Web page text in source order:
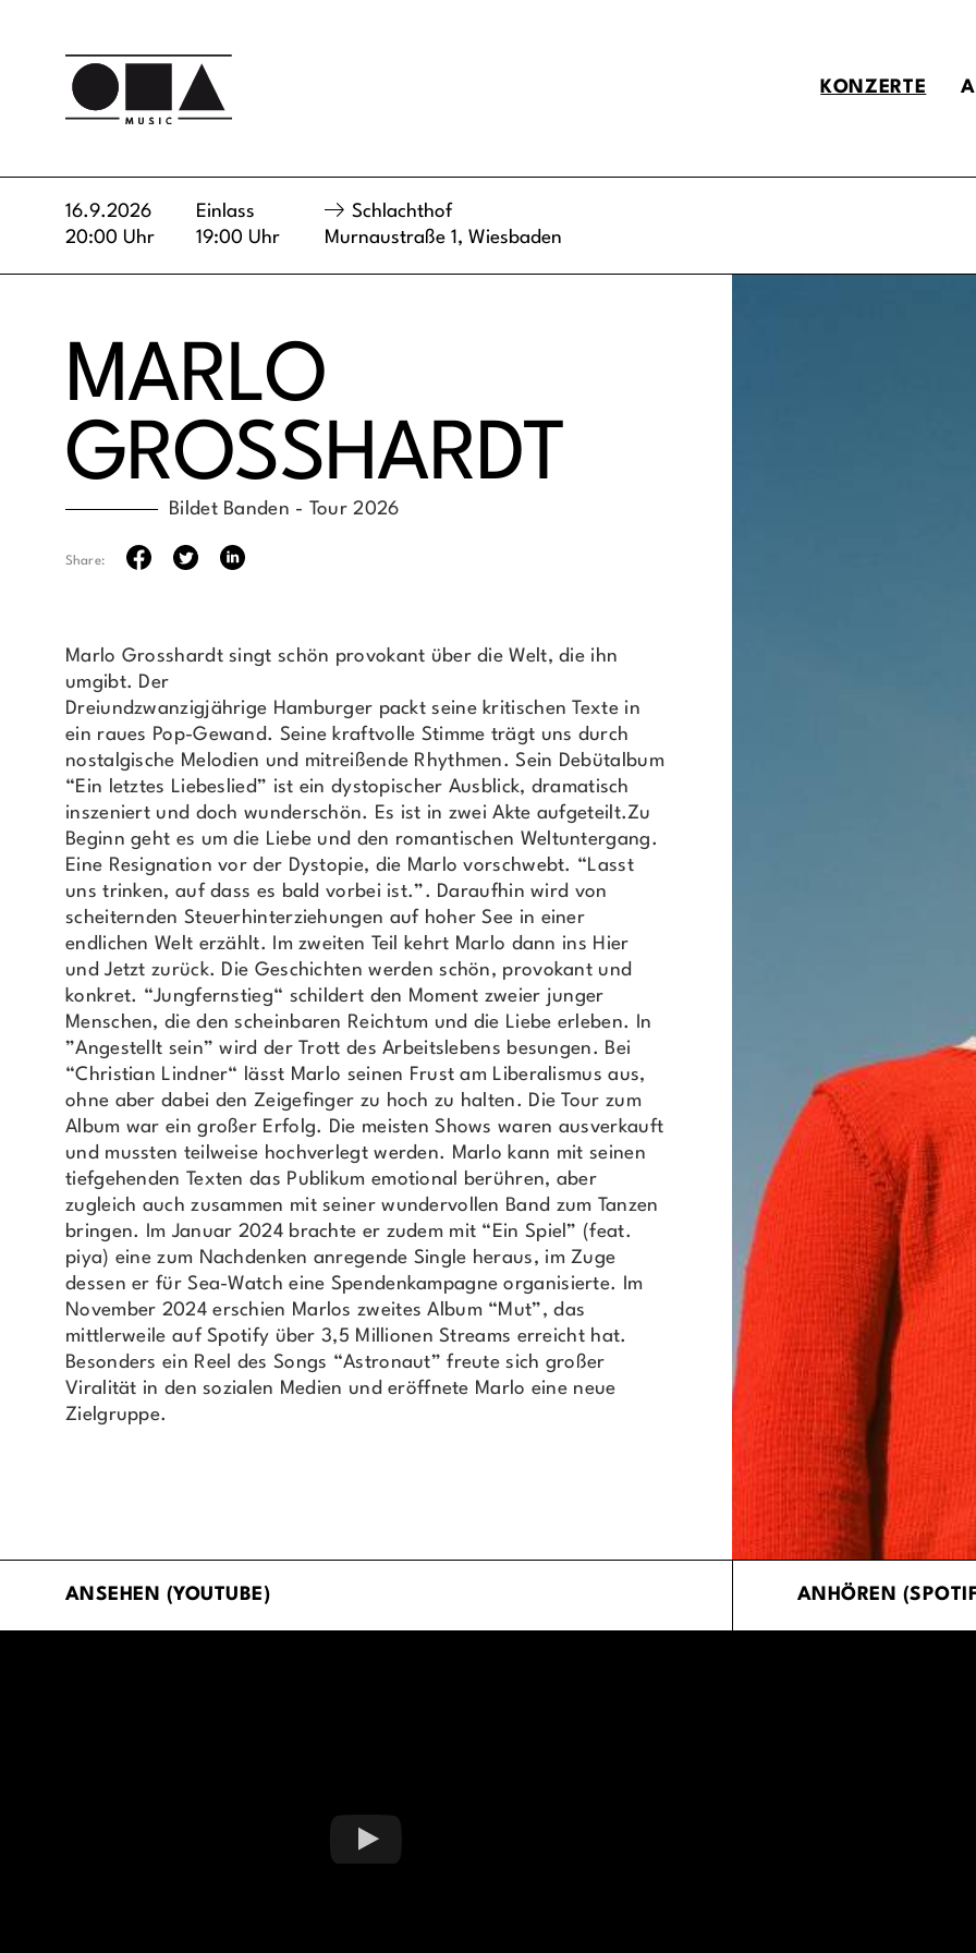
KONZERTE
16.9.2026
20:00 Uhr
Einlass
19:00 Uhr
Schlachthof
Murnaustraße 1, Wiesbaden
MARLO
GROSSHARDT
Bildet Banden - Tour 2026
Share:
Marlo Grosshardt singt schön provokant über die Welt, die ihn
umgibt. Der
Dreiundzwanzigjährige Hamburger packt seine kritischen Texte in
ein raues Pop-Gewand. Seine kraftvolle Stimme trägt uns durch
nostalgische Melodien und mitreißende Rhythmen. Sein Debütalbum
“Ein letztes Liebeslied” ist ein dystopischer Ausblick, dramatisch
inszeniert und doch wunderschön. Es ist in zwei Akte aufgeteilt.Zu
Beginn geht es um die Liebe und den romantischen Weltuntergang.
Eine Resignation vor der Dystopie, die Marlo vorschwebt. “Lasst
uns trinken, auf dass es bald vorbei ist.”. Daraufhin wird von
scheiternden Steuerhinterziehungen auf hoher See in einer
endlichen Welt erzählt. Im zweiten Teil kehrt Marlo dann ins Hier
und Jetzt zurück. Die Geschichten werden schön, provokant und
konkret. “Jungfernstieg“ schildert den Moment zweier junger
Menschen, die den scheinbaren Reichtum und die Liebe erleben. In
”Angestellt sein” wird der Trott des Arbeitslebens besungen. Bei
“Christian Lindner“ lässt Marlo seinen Frust am Liberalismus aus,
ohne aber dabei den Zeigefinger zu hoch zu halten. Die Tour zum
Album war ein großer Erfolg. Die meisten Shows waren ausverkauft
und mussten teilweise hochverlegt werden. Marlo kann mit seinen
tiefgehenden Texten das Publikum emotional berühren, aber
zugleich auch zusammen mit seiner wundervollen Band zum Tanzen
bringen. Im Januar 2024 brachte er zudem mit “Ein Spiel” (feat.
piya) eine zum Nachdenken anregende Single heraus, im Zuge
dessen er für Sea-Watch eine Spendenkampagne organisierte. Im
November 2024 erschien Marlos zweites Album “Mut”, das
mittlerweile auf Spotify über 3,5 Millionen Streams erreicht hat.
Besonders ein Reel des Songs “Astronaut” freute sich großer
Viralität in den sozialen Medien und eröffnete Marlo eine neue
Zielgruppe.
ANSEHEN (YOUTUBE) ANHÖREN